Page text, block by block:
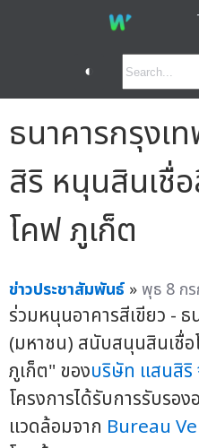
◐
ธนาคารกรุงเ
สิริ หนุนสินเชื่
โคฟ ภูเก็ต
ข่าวประชาสัมพันธ์ »พุธ 8 ก
ร่วมหนุนอาคารสีเขียว -
(มหาชน) สนับสนุนสินเชื่
ภูเก็ต" ของบริษัท แสนสิริ
โครงการได้รับการรับรอ
แวดล้อมจาก Bureau